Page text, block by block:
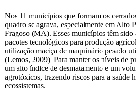
Nos 11 municípios que formam os
quadro se agrava, especialmente em Alto
Fragoso (MA). Esses municípios têm sido
pacotes tecnológicos para produção
utilização maciça de maquinário pesado
(Lemos, 2009). Para manter os níveis de
um alto índice de desmatamento e um
agrotóxicos, trazendo riscos para a saúde
ecossistemas.